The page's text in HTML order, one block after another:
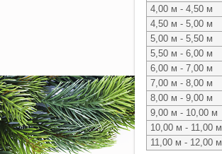
4,00 м - 4,50 м
4,50 м - 5,00 м
5,00 м - 5,50 м
5,50 м - 6,00 м
6,00 м - 7,00 м
7,00 м - 8,00 м
8,00 м - 9,00 м
9,00 м - 10,00 м
10,00 м - 11,00 м
11,00 м - 12,00 м